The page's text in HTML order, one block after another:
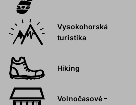
Vysokohorská
turistika
Hiking
Volnočasové –